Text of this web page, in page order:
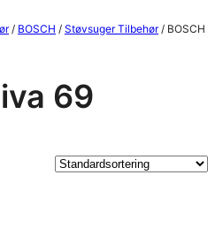
/ BOSCH / Støvsuger Tilbehør/ BOSCH
69